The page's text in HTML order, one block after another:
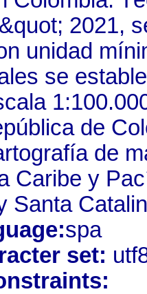
2021,
unidad
se
de
de
Caribe y
Santa
spa
set: